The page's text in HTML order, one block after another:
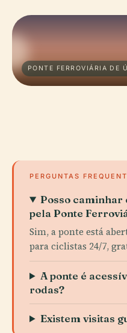
PONTE FERROVIÁRIA DE
PERGUNTAS
Posso caminhar
pela Ponte
Sim, a ponte está
para ciclistas 24/7,
A ponte é
rodas?
Existem visitas